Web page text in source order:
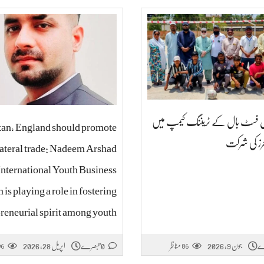
فسٹ بال کے ٹریننگ کیمپ میں
کی شرکت
جون 9, 2026 86 مناظر
England should promote
trade: Nadeem Arshad
Youth Business
is playing a role in fostering
spirit among youth
اپریل 28, 2026